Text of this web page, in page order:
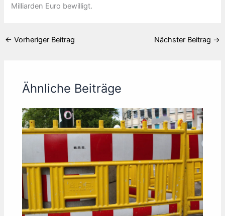
Milliarden Euro bewilligt.
← Vorheriger Beitrag Nächster Beitrag →
Ähnliche Beiträge